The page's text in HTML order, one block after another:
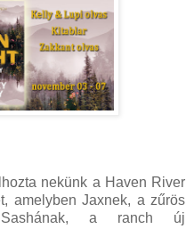
nekünk a Haven River
amelyben Jaxnek, a zűrös
a ranch új